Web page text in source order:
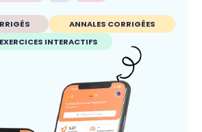
ANNALES CORRIGÉES
EXERCICES INTERACTIFS